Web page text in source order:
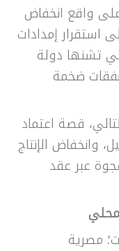
واقع انخفاض
استقرار إمدادات
تشنها دولة
ضخمة
قصة اعتماد
وانخفاض الإنتاج
عبر عقد
وقعت 3 شركات؛ مصرية